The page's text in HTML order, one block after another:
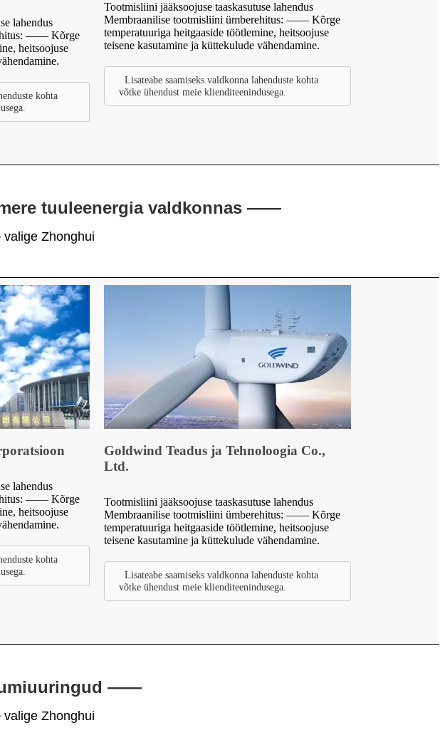
lahendus
—— Kõrge
heitsoojuse
kohta
Tootmisliini jääksoojuse taaskasutuse lahendus
Membraanilise tootmisliini ümberehitus: —— Kõrge
temperatuuriga heitgaaside töötlemine, heitsoojuse
teisene kasutamine ja küttekulude vähendamine.
Lisateabe saamiseks valdkonna lahenduste kohta
võtke ühendust meie klienditeenindusega.
tuuleenergia valdkonnas ——
valige Zhonghui
lahendus
—— Kõrge
heitsoojuse
kohta
Goldwind Teadus ja Tehnoloogia Co.,
Ltd.
Tootmisliini jääksoojuse taaskasutuse lahendus
Membraanilise tootmisliini ümberehitus: —— Kõrge
temperatuuriga heitgaaside töötlemine, heitsoojuse
teisene kasutamine ja küttekulude vähendamine.
Lisateabe saamiseks valdkonna lahenduste kohta
võtke ühendust meie klienditeenindusega.
——
valige Zhonghui